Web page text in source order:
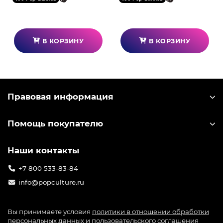
В КОРЗИНУ В КОРЗИНУ
Правовая информация
Помощь покупателю
Наши контакты
+7 800 533-83-84
info@popculture.ru
Вы принимаете условия политики в отношении обработки
персональных данных и пользовательского соглашения